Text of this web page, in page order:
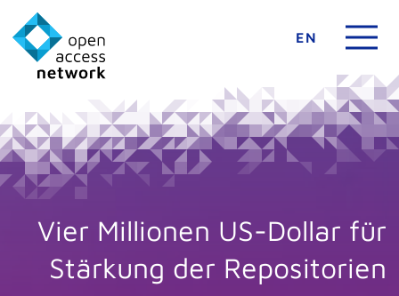
EN
Vier Millionen US-Dollar für
Stärkung der Repositorien